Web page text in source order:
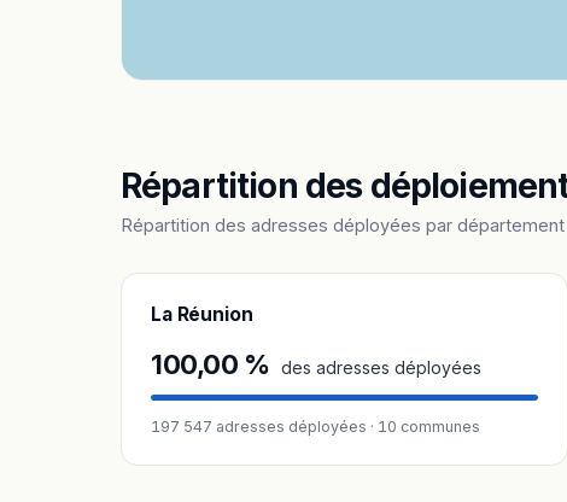
Répartition des
Répartition des adresses déployées par
La Réunion
100,00 % des adresses déployées
197 547 adresses déployées · 10 communes